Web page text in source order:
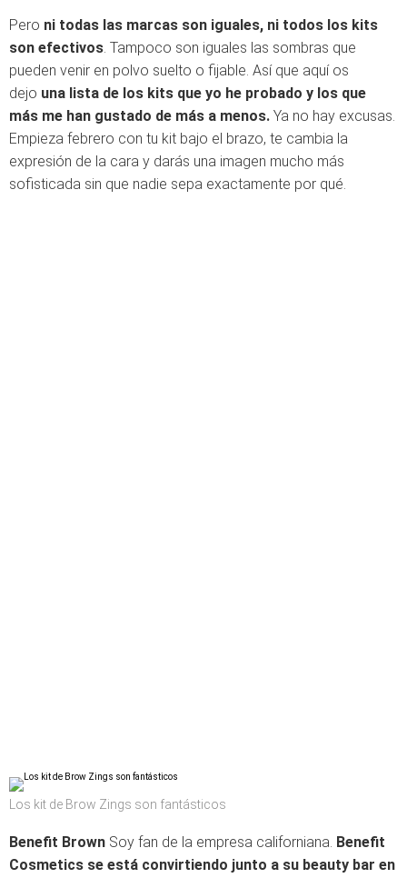
Pero ni todas las marcas son iguales, ni todos los kits
son efectivos. Tampoco son iguales las sombras que
pueden venir en polvo suelto o fijable. Así que aquí os
dejo una lista de los kits que yo he probado y los que
más me han gustado de más a menos. Ya no hay excusas.
Empieza febrero con tu kit bajo el brazo, te cambia la
expresión de la cara y darás una imagen mucho más
sofisticada sin que nadie sepa exactamente por qué.
Los kit de Brow Zings son fantásticos
Benefit Brown Soy fan de la empresa californiana. Benefit
Cosmetics se está convirtiendo junto a su beauty bar en